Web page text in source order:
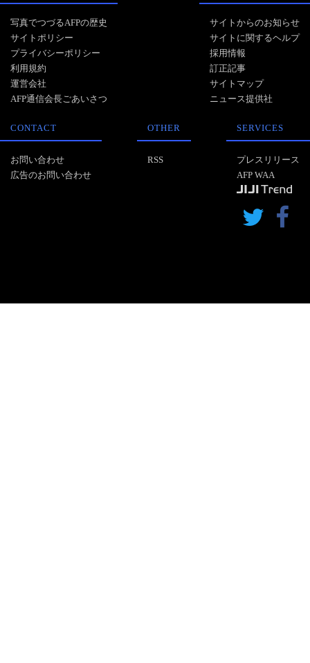
写真でつづるAFPの歴史
サイトポリシー
プライバシーポリシー
利用規約
運営会社
AFP通信会長ごあいさつ
サイトからのお知らせ
サイトに関するヘルプ
採用情報
訂正記事
サイトマップ
ニュース提供社
CONTACT
お問い合わせ
広告のお問い合わせ
OTHER
RSS
SERVICES
プレスリリース
AFP WAA